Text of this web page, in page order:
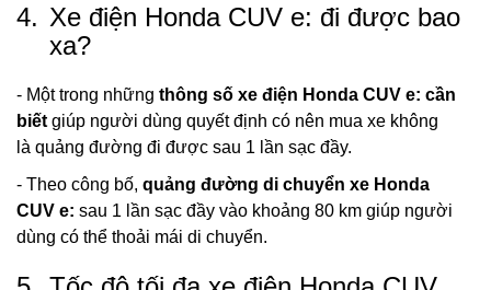
4. Xe điện Honda CUV e: đi được bao
xa?
- Một trong những thông số xe điện Honda CUV e: cần
biết giúp người dùng quyết định có nên mua xe không
là quảng đường đi được sau 1 lần sạc đầy.
- Theo công bố, quảng đường di chuyển xe Honda
CUV e: sau 1 lần sạc đầy vào khoảng 80 km giúp người
dùng có thể thoải mái di chuyển.